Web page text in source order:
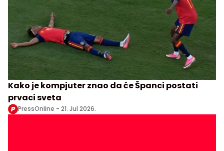
Kako je kompjuter znao da će Španci postati
prvaci sveta
PressOnline - 21. Jul 2026.